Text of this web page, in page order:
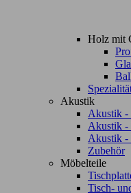
Holz mit
Akustik
Akustik -
Akustik -
Akustik -
Zubehör
Möbelteile
Tisch-